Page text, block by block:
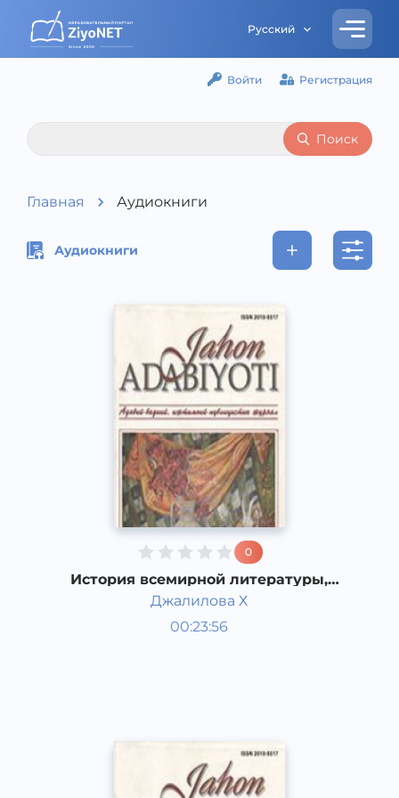
Русский
Войти Регистрация
Поиск
Главная Аудиокниги
Аудиокниги
0
История всемирной литературы,
Американская литература
двадцатого века.
Джалилова Х
00:23:56
Мировая литература